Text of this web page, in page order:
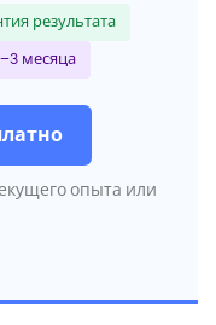
результата
месяца
опыта или